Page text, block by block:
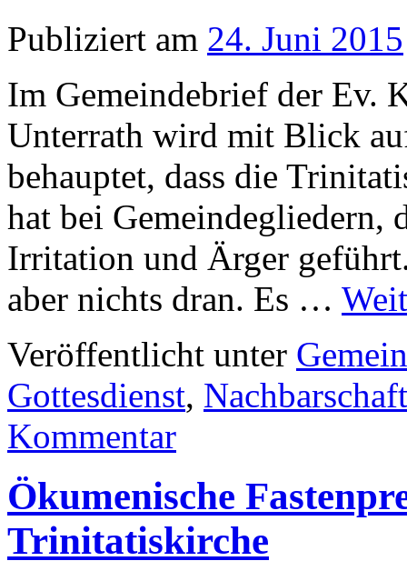
Publiziert am 24. Juni 2015
Im Gemeindebrief der Ev.
Unterrath wird mit Blick
behauptet, dass die
hat bei Gemeindegliedern,
Irritation und Ärger
aber nichts dran. Es …
Veröffentlicht unter
Gottesdienst, Nachbarschaft
Kommentar
Ökumenische
Trinitatiskirche